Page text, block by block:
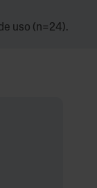
uso (n=24).